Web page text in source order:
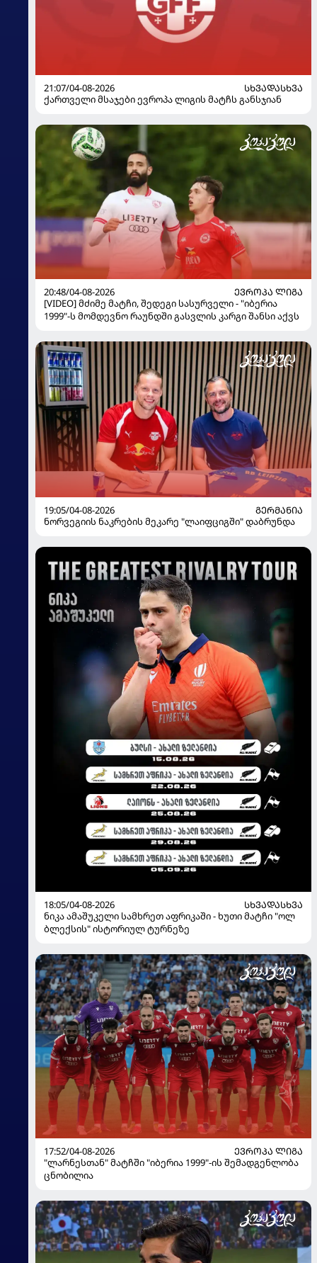
21:07/04-08-2026
ᲡᲮᲕᲐᲓᲐᲡᲮᲕᲐ
ქართველი მსაჯები ევროპა ლიგის მატჩს განსჯიან
20:48/04-08-2026
ᲔᲕᲠᲝᲞᲐ ᲚᲘᲒᲐ
[VIDEO] მძიმე მატჩი, შედეგი სასურველი - "იბერია
1999"-ს მომდევნო რაუნდში გასვლის კარგი შანსი აქვს
19:05/04-08-2026
ᲒᲔᲠᲛᲐᲜᲘᲐ
ნორვეგიის ნაკრების მეკარე "ლაიფციგში" დაბრუნდა
18:05/04-08-2026
ᲡᲮᲕᲐᲓᲐᲡᲮᲕᲐ
ნიკა ამაშუკელი სამხრეთ აფრიკაში - ხუთი მატჩი "ოლ
ბლექსის" ისტორიულ ტურნეზე
17:52/04-08-2026
ᲔᲕᲠᲝᲞᲐ ᲚᲘᲒᲐ
"ლარნესთან" მატჩში "იბერია 1999"-ის შემადგენლობა
ცნობილია